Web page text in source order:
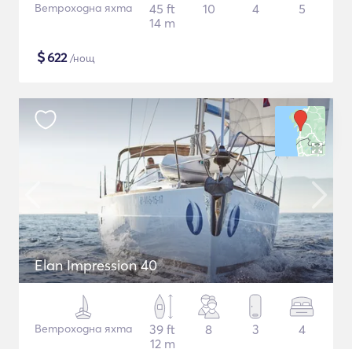
Ветроходна яхта
45 ft
14 m
10 4 5
$622/нощ
Elan Impression 40
Ветроходна яхта
39 ft
12 m
8 3 4